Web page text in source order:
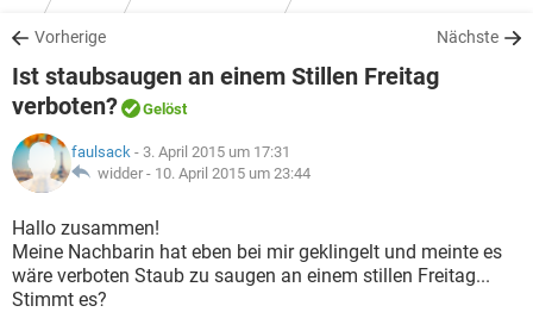
TIPPS
LEXIKON
Vorherige Nächste
Ist staubsaugen an einem Stillen Freitag
verboten?
Gelöst
faulsack - 3. April 2015 um 17:31
widder - 10. April 2015 um 23:44
Hallo zusammen!
Meine Nachbarin hat eben bei mir geklingelt und meinte es
wäre verboten Staub zu saugen an einem stillen Freitag...
Stimmt es?